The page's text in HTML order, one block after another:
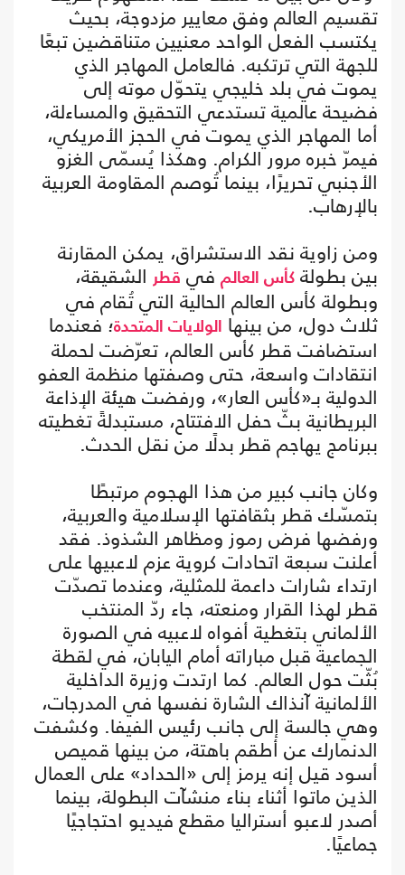
تقسيم العالم وفق معايير مزدوجة، بحيث
يكتسب الفعل الواحد معنيين متناقضين تبعًا
للجهة التي ترتكبه. فالعامل المهاجر الذي
يموت في بلد خليجي يتحوّل موته إلى
فضيحة عالمية تستدعي التحقيق والمساءلة،
أما المهاجر الذي يموت في الحجز الأمريكي،
فيمرّ خبره مرور الكرام. وهكذا يُسمّى الغزو
الأجنبي تحريرًا، بينما تُوصم المقاومة العربية
بالإرهاب.
ومن زاوية نقد الاستشراق، يمكن المقارنة
بين بطولة كأس العالم في قطر الشقيقة،
وبطولة كأس العالم الحالية التي تُقام في
ثلاث دول، من بينها الولايات المتحدة؛ فعندما
استضافت قطر كأس العالم، تعرّضت لحملة
انتقادات واسعة، حتى وصفتها منظمة العفو
الدولية بـ«كأس العار»، ورفضت هيئة الإذاعة
البريطانية بثّ حفل الافتتاح، مستبدلةً تغطيته
ببرنامج يهاجم قطر بدلًا من نقل الحدث.
وكان جانب كبير من هذا الهجوم مرتبطًا
بتمسّك قطر بثقافتها الإسلامية والعربية،
ورفضها فرض رموز ومظاهر الشذوذ. فقد
أعلنت سبعة اتحادات كروية عزم لاعبيها على
ارتداء شارات داعمة للمثلية، وعندما تصدّت
قطر لهذا القرار ومنعته، جاء ردّ المنتخب
الألماني بتغطية أفواه لاعبيه في الصورة
الجماعية قبل مباراته أمام اليابان، في لقطة
بُثّت حول العالم. كما ارتدت وزيرة الداخلية
الألمانية آنذاك الشارة نفسها في المدرجات،
وهي جالسة إلى جانب رئيس الفيفا. وكشفت
الدنمارك عن أطقم باهتة، من بينها قميص
أسود قيل إنه يرمز إلى «الحداد» على العمال
الذين ماتوا أثناء بناء منشآت البطولة، بينما
أصدر لاعبو أستراليا مقطع فيديو احتجاجيًا
جماعيًا.